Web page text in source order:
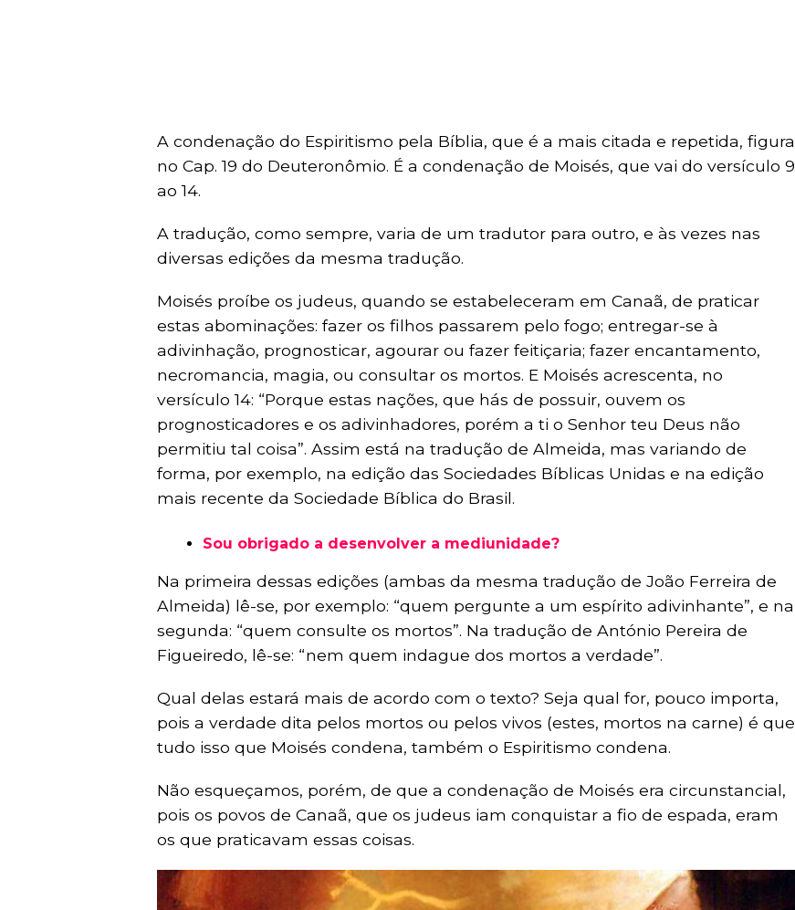
A condenação do Espiritismo pela Bíblia, que é a mais citada e repetida, figura
no Cap. 19 do Deuteronômio. É a condenação de Moisés, que vai do versículo 9
ao 14.
A tradução, como sempre, varia de um tradutor para outro, e às vezes nas
diversas edições da mesma tradução.
Moisés proíbe os judeus, quando se estabeleceram em Canaã, de praticar
estas abominações: fazer os filhos passarem pelo fogo; entregar-se à
adivinhação, prognosticar, agourar ou fazer feitiçaria; fazer encantamento,
necromancia, magia, ou consultar os mortos. E Moisés acrescenta, no
versículo 14: “Porque estas nações, que hás de possuir, ouvem os
prognosticadores e os adivinhadores, porém a ti o Senhor teu Deus não
permitiu tal coisa”. Assim está na tradução de Almeida, mas variando de
forma, por exemplo, na edição das Sociedades Bíblicas Unidas e na edição
mais recente da Sociedade Bíblica do Brasil.
Sou obrigado a desenvolver a mediunidade?
Na primeira dessas edições (ambas da mesma tradução de João Ferreira de
Almeida) lê-se, por exemplo: “quem pergunte a um espírito adivinhante”, e na
segunda: “quem consulte os mortos”. Na tradução de António Pereira de
Figueiredo, lê-se: “nem quem indague dos mortos a verdade”.
Qual delas estará mais de acordo com o texto? Seja qual for, pouco importa,
pois a verdade dita pelos mortos ou pelos vivos (estes, mortos na carne) é que
tudo isso que Moisés condena, também o Espiritismo condena.
Não esqueçamos, porém, de que a condenação de Moisés era circunstancial,
pois os povos de Canaã, que os judeus iam conquistar a fio de espada, eram
os que praticavam essas coisas.